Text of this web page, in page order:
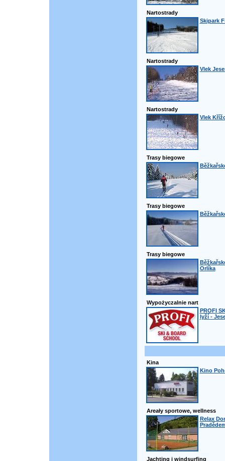
Nartostrady
Skipark
Nartostrady
Vlek
Nartostrady
Vlek
Trasy biegowe
Trasy biegowe
Trasy biegowe
Orlíka
Wypożyczalnie nart
PROFI
lyží -
Kina
Kino
Areały sportowe, wellness
Relax
Jachting i windsurfing